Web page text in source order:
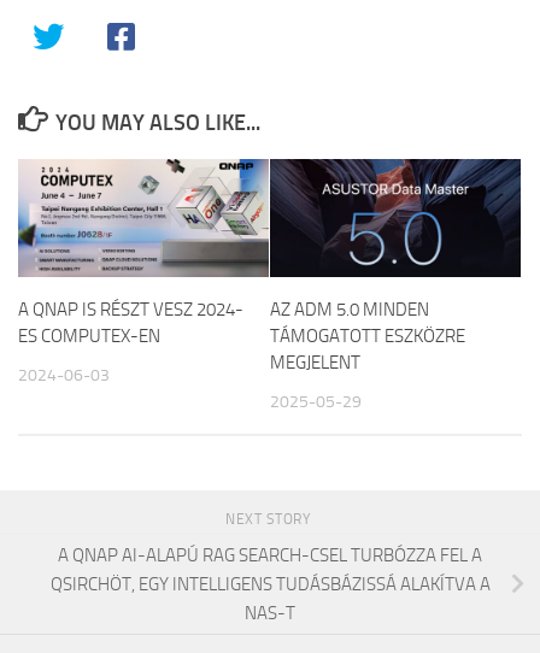
YOU MAY ALSO LIKE...
A QNAP IS RÉSZT VESZ 2024-
ES COMPUTEX-EN
2024-06-03
AZ ADM 5.0 MINDEN
TÁMOGATOTT ESZKÖZRE
MEGJELENT
2025-05-29
NEXT STORY
A QNAP AI-ALAPÚ RAG SEARCH-CSEL TURBÓZZA FEL A
QSIRCHÖT, EGY INTELLIGENS TUDÁSBÁZISSÁ ALAKÍTVA A
NAS-T